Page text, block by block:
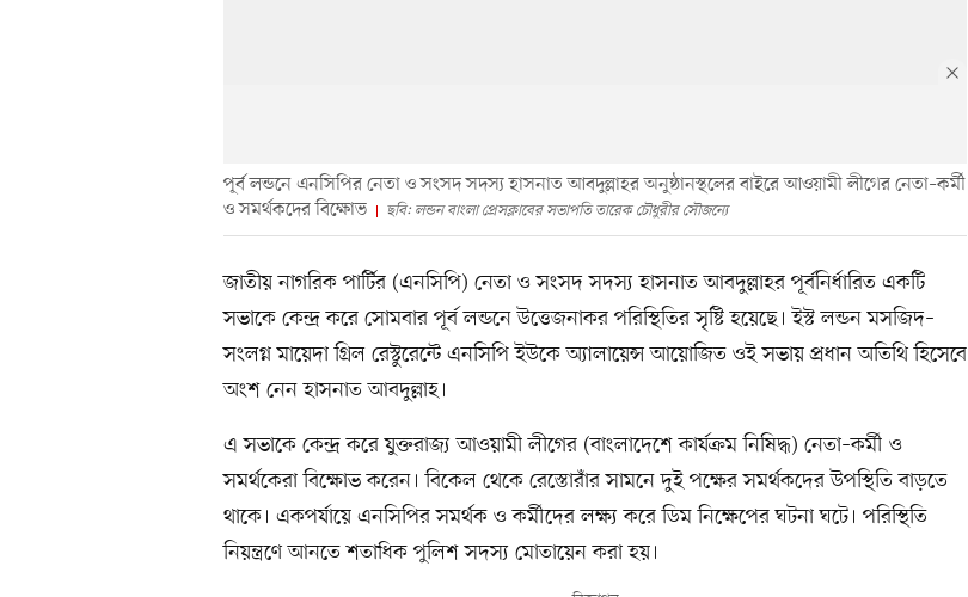
পূর্ব লন্ডনে এনসিপির নেতা ও সংসদ সদস্য হাসনাত আবদুল্লাহর অনুষ্ঠানস্থলের বাইরে আওয়ামী লীগের নেতা–কর্মী
ও সমর্থকদের বিক্ষোভ
ছবি: লন্ডন বাংলা প্রেসক্লাবের সভাপতি তারেক চৌধুরীর সৌজন্যে
জাতীয় নাগরিক পার্টির (এনসিপি) নেতা ও সংসদ সদস্য হাসনাত আবদুল্লাহর পূর্বনির্ধারিত একটি
সভাকে কেন্দ্র করে সোমবার পূর্ব লন্ডনে উত্তেজনাকর পরিস্থিতির সৃষ্টি হয়েছে। ইস্ট লন্ডন মসজিদ–
সংলগ্ন মায়েদা গ্রিল রেস্টুরেন্টে এনসিপি ইউকে অ্যালায়েন্স আয়োজিত ওই সভায় প্রধান অতিথি হিসেবে
অংশ নেন হাসনাত আবদুল্লাহ।
এ সভাকে কেন্দ্র করে যুক্তরাজ্য আওয়ামী লীগের (বাংলাদেশে কার্যক্রম নিষিদ্ধ) নেতা–কর্মী ও
সমর্থকেরা বিক্ষোভ করেন। বিকেল থেকে রেস্তোরাঁর সামনে দুই পক্ষের সমর্থকদের উপস্থিতি বাড়তে
থাকে। একপর্যায়ে এনসিপির সমর্থক ও কর্মীদের লক্ষ্য করে ডিম নিক্ষেপের ঘটনা ঘটে। পরিস্থিতি
নিয়ন্ত্রণে আনতে শতাধিক পুলিশ সদস্য মোতায়েন করা হয়।